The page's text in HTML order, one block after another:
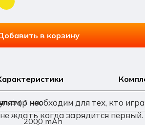
1 час
2000 mAh
необходим для тех, кто
ждать когда зарядится первый.
в корзину